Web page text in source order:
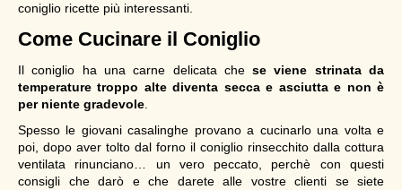
coniglio ricette più interessanti.
Come Cucinare il Coniglio
Il coniglio ha una carne delicata chese viene strinata da
temperature troppo alte diventa secca e asciutta e non è
per niente gradevole
Spesso le giovani casalinghe provano a cucinarlo una volta e
poi, dopo aver tolto dal forno il coniglio rinsecchito dalla cottura
ventilata rinunciano… un vero peccato, perchè con questi
consigli che darò e che darete alle vostre clienti se siete